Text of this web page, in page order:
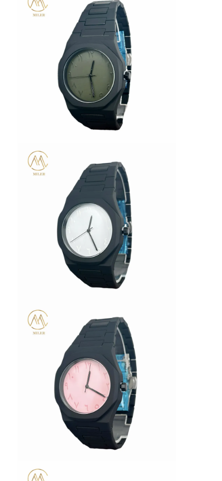
Silikon Kemerli Saat
Kadın Kuvars Saati
Erkek Kuvars Saati
Kuvars ışık saati
Dijital Spor Saati
Watch yedek parçaları
Saat Kayışı Yedek Parçaları